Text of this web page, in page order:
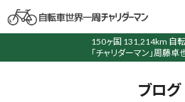
150ヶ国 131,214km 自
「チャリダーマン」周藤卓
ブログ